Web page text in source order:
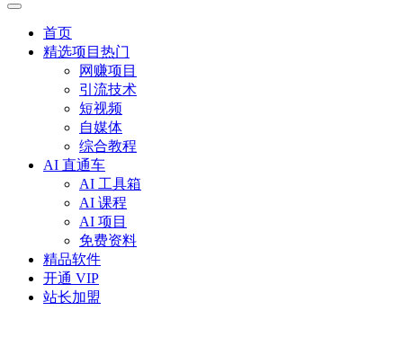
首页
精选项目 热门
网赚项目
引流技术
短视频
自媒体
综合教程
AI 直通车
AI 工具箱
AI 课程
AI 项目
免费资料
精品软件
开通 VIP
站长加盟